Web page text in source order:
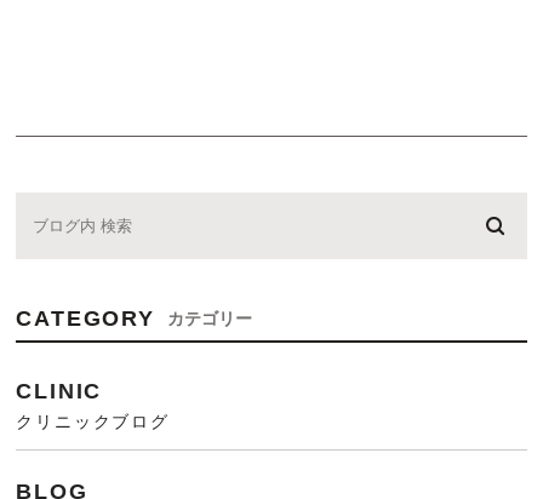
CATEGORY カテゴリー
CLINIC
クリニックブログ
BLOG